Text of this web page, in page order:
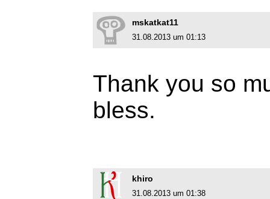
mskatkat11
31.08.2013 um 01:13
Thank you so
bless.
khiro
31.08.2013 um 01:38